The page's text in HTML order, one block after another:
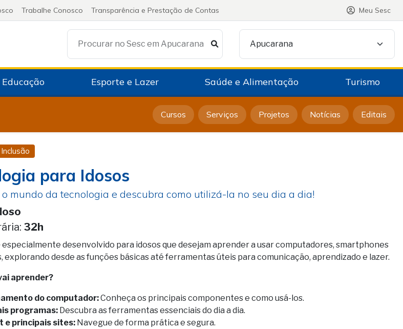
Trabalhe Conosco Transparência e Prestação de Contas Meu Sesc
Procurar no Sesc em Apucarana Apucarana
Educação Esporte e Lazer Saúde e Alimentação Turismo
Cursos Serviços Projetos Notícias Editais
para Idosos
mundo da tecnologia e descubra como utilizá-la no seu dia a dia!
32h
especialmente desenvolvido para idosos que desejam aprender a usar computadores, smartphones
explorando desde as funções básicas até ferramentas úteis para comunicação, aprendizado e lazer.
aprender?
do computador:Conheça os principais componentes e como usá-los.
programas: Descubra as ferramentas essenciais do dia a dia.
e principais sites: Navegue de forma prática e segura.